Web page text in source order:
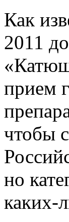
Как
2011
прием
чтобы
но
каких-